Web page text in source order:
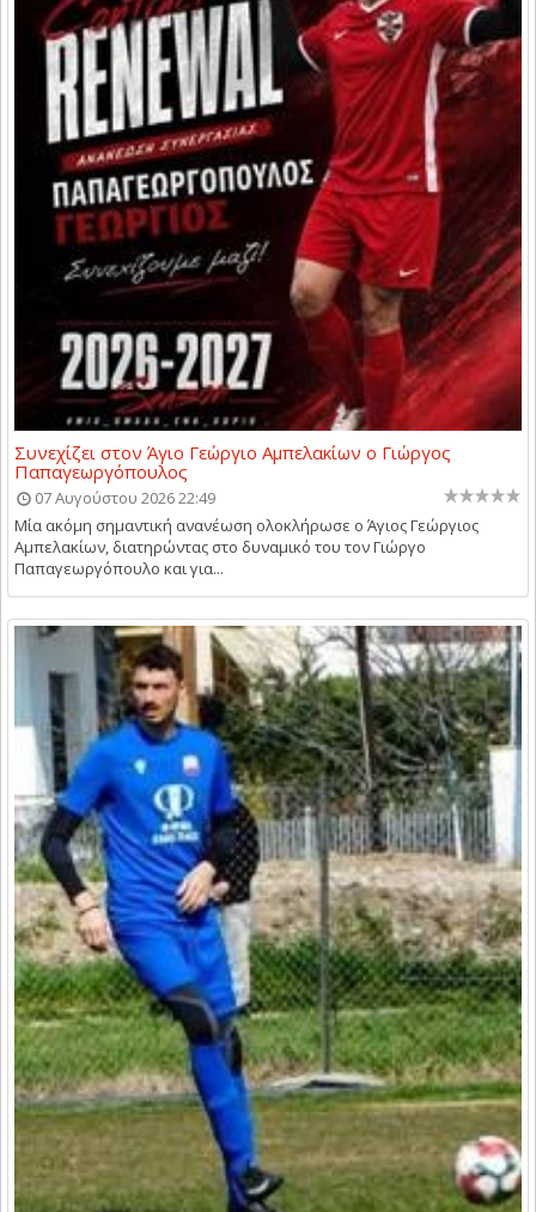
Συνεχίζει στον Άγιο Γεώργιο Αμπελακίων ο Γιώργος
Παπαγεωργόπουλος
07 Αυγούστου 2026 22:49
Μία ακόμη σημαντική ανανέωση ολοκλήρωσε ο Άγιος Γεώργιος
Αμπελακίων, διατηρώντας στο δυναμικό του τον Γιώργο
Παπαγεωργόπουλο και για...